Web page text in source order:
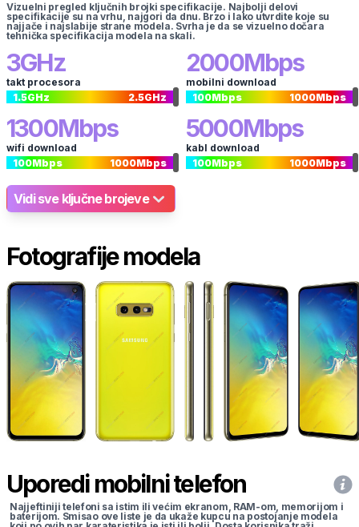
Vizuelni pregled ključnih brojki specifikacije. Najbolji delovi
specifikacije su na vrhu, najgori da dnu. Brzo i lako utvrdite koje su
najjače i najslabije strane modela. Svrha je da se vizuelno dočara
tehnička specifikacija modela na skali.
3GHz
takt procesora
1.5GHz 2.5GHz
2000Mbps
mobilni download
100Mbps 1000Mbps
1300Mbps
wifi download
100Mbps 1000Mbps
5000Mbps
kabl download
100Mbps 1000Mbps
Vidi sve ključne brojeve
Fotografije modela
Uporedi mobilni telefon
Najjeftiniji telefoni sa istim ili većim ekranom, RAM-om, memorijom i
baterijom. Smisao ove liste je da ukaže kupcu na postojanje modela